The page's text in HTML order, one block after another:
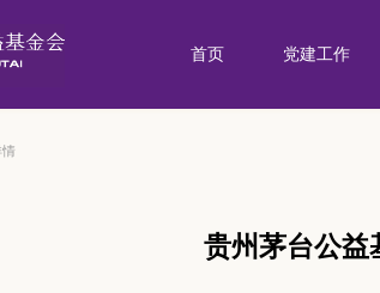
首页 党建工作
贵州茅台公益